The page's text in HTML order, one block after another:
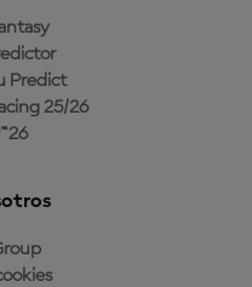
Predict
25/26